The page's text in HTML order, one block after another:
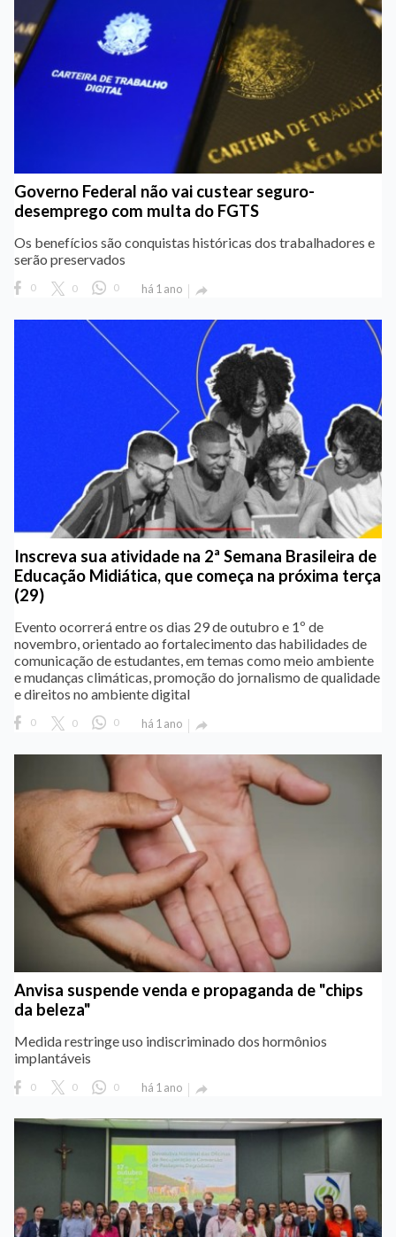
Governo Federal não vai custear seguro-
desemprego com multa do FGTS
Os benefícios são conquistas históricas dos trabalhadores e
serão preservados
0 0 0 há 1 ano 
Inscreva sua atividade na 2ª Semana Brasileira de
Educação Midiática, que começa na próxima terça
(29)
Evento ocorrerá entre os dias 29 de outubro e 1º de
novembro, orientado ao fortalecimento das habilidades de
comunicação de estudantes, em temas como meio ambiente
e mudanças climáticas, promoção do jornalismo de qualidade
e direitos no ambiente digital
0 0 0 há 1 ano 
Anvisa suspende venda e propaganda de "chips
da beleza"
Medida restringe uso indiscriminado dos hormônios
implantáveis
0 0 0 há 1 ano 